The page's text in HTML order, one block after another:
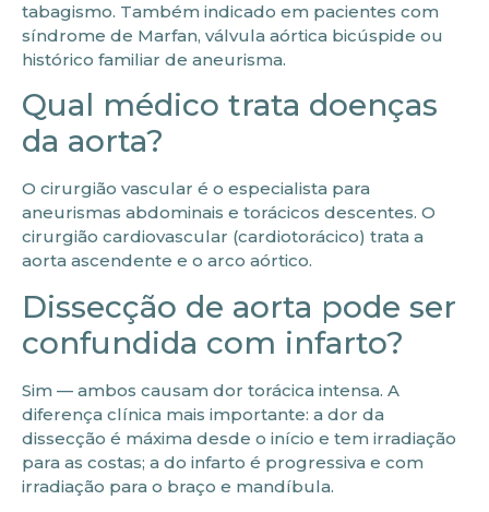
tabagismo. Também indicado em pacientes com
síndrome de Marfan, válvula aórtica bicúspide ou
histórico familiar de aneurisma.
Qual médico trata doenças
da aorta?
O cirurgião vascular é o especialista para
aneurismas abdominais e torácicos descentes. O
cirurgião cardiovascular (cardiotorácico) trata a
aorta ascendente e o arco aórtico.
Dissecção de aorta pode ser
confundida com infarto?
Sim — ambos causam dor torácica intensa. A
diferença clínica mais importante: a dor da
dissecção é máxima desde o início e tem irradiação
para as costas; a do infarto é progressiva e com
irradiação para o braço e mandíbula.